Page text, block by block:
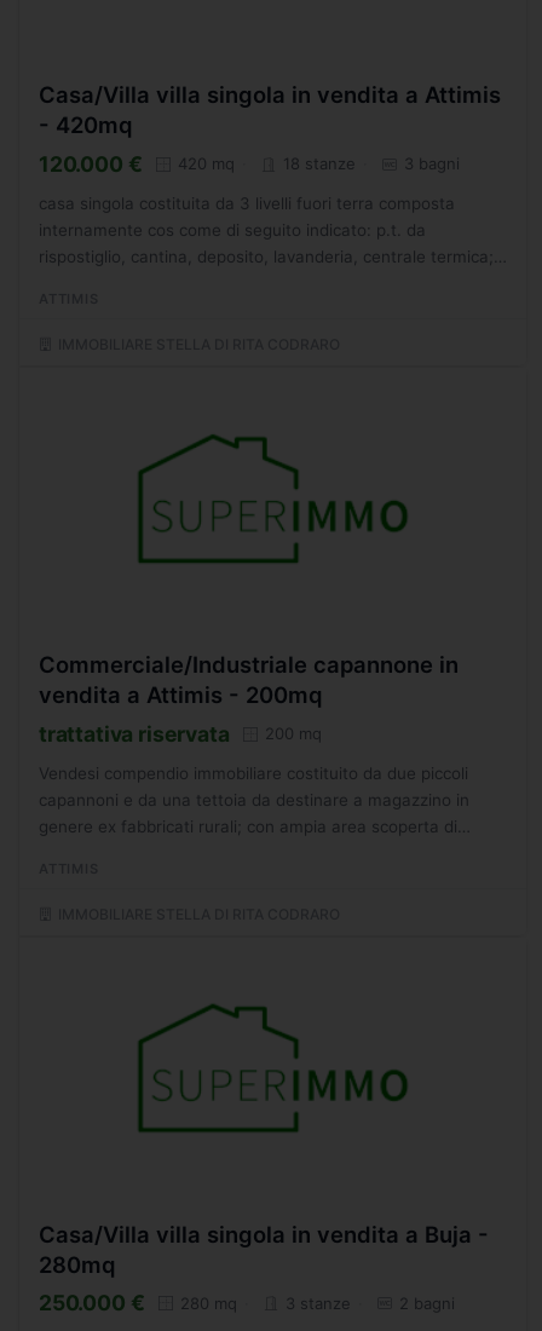
Casa/Villa villa singola in vendita a Attimis
- 420mq
120.000 € 420 mq 18 stanze 3 bagni
casa singola costituita da 3 livelli fuori terra composta
internamente cos come di seguito indicato: p.t. da
rispostiglio, cantina, deposito, lavanderia, centrale termica;
Commerciale/Industriale capannone in
vendita a Attimis - 200mq
trattativa riservata 200 mq
Vendesi compendio immobiliare costituito da due piccoli
capannoni e da una tettoia da destinare a magazzino in
genere ex fabbricati rurali; con ampia area scoperta di
Casa/Villa villa singola in vendita a Buja -
280mq
250.000 € 280 mq 3 stanze 2 bagni